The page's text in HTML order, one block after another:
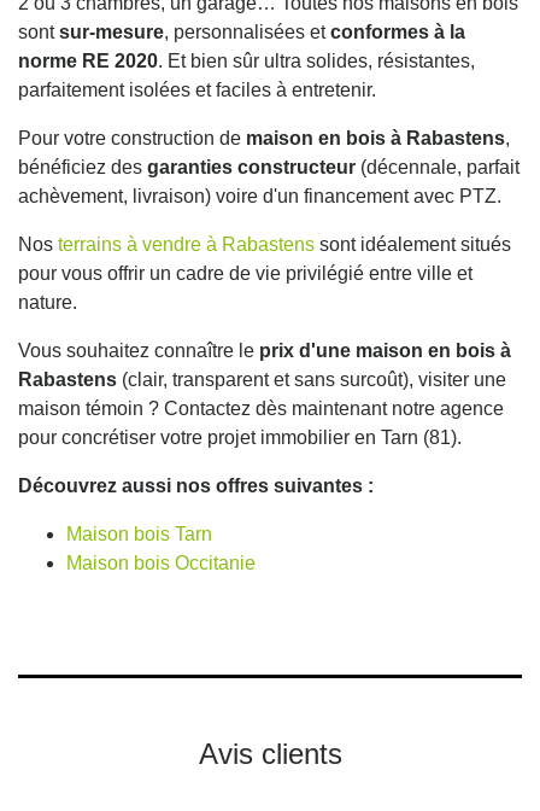
sontsur-mesure, personnalisées etconformes à la
norme RE 2020. Et bien sûr ultra solides, résistantes,
parfaitement isolées et faciles à entretenir.
Pour votre construction de maison en bois à Rabastens,
bénéficiez des garanties constructeur (décennale, parfait
achèvement, livraison) voire d'un financement avec PTZ.
Nos terrains à vendre à Rabastens sont idéalement situés
pour vous offrir un cadre de vie privilégié entre ville et
nature.
Vous souhaitez connaître le prix d'une maison en bois à
Rabastens (clair, transparent et sans surcoût), visiter une
maison témoin ? Contactez dès maintenant notre agence
pour concrétiser votre projet immobilier en Tarn (81).
Découvrez aussi nos offres suivantes :
Maison bois Tarn
Maison bois Occitanie
Avis clients